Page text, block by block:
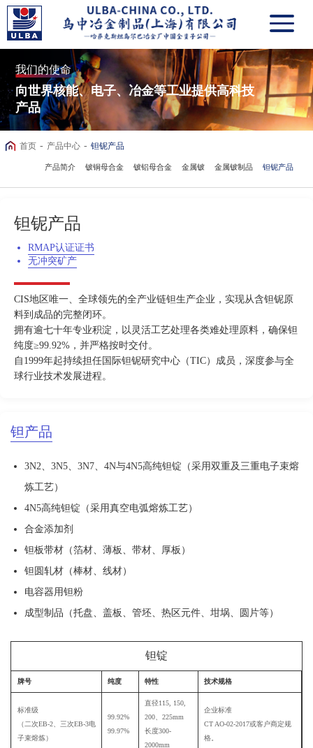
我们的使命
向世界核能、电子、冶金等工业提供高科技
产品
首页 - 产品中心 - 钽铌产品
产品简介 铍铜母合金 铍铝母合金 金属铍 金属铍制品 钽铌产品
钽铌产品
RMAP认证证书
无冲突矿产
CIS地区唯一、全球领先的全产业链钽生产企业，实现从含钽铌原
料到成品的完整闭环。
拥有逾七十年专业积淀，以灵活工艺处理各类难处理原料，确保钽
纯度≥99.92%，并严格按时交付。
自1999年起持续担任国际钽铌研究中心（TIC）成员，深度参与全
球行业技术发展进程。
钽产品
3N2、3N5、3N7、4N与4N5高纯钽锭（采用双重及三重电子束熔
炼工艺）
4N5高纯钽锭（采用真空电弧熔炼工艺）
合金添加剂
钽板带材（箔材、薄板、带材、厚板）
钽圆轧材（棒材、线材）
电容器用钽粉
成型制品（托盘、盖板、管坯、热区元件、坩埚、圆片等）
钽锭
牌号 纯度 特性 技术规格
标准级
（二次EB-2、三次EB-3电
子束熔炼）
99.92%
99.97%
直径115, 150,
200、225mm
长度300-
2000mm
企业标准
CT AO-02-2017或客户商定规
格。